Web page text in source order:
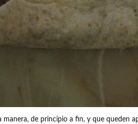
manera, de principio a fin, y que queden